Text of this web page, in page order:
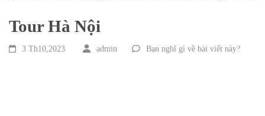
Tour Hà Nội
3 Th10,2023 admin Bạn nghĩ gì về bài viết này?